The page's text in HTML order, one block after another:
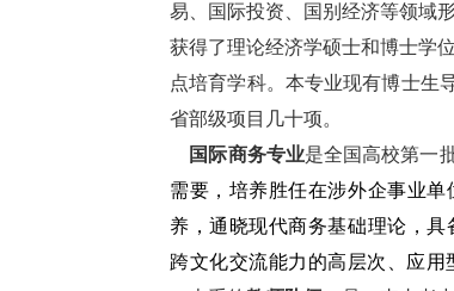
易、国际投资、国别经济等领域
获得了理论经济学硕士和博士学
点培育学科。本专业现有博士生
省部级项目几十项。
国际商务专业是全国高校第一
需要，培养胜任在涉外企事业
养，通晓现代商务基础理论，
跨文化交流能力的高层次、应用